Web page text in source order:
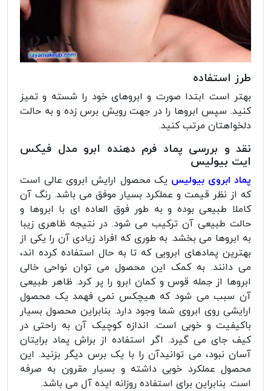
طرز استفاده
بهتر است ابتدا صورت و ابروهای خود را شسته و تمیز
کنید. سپس ابروها را در جهت رویش برس زده و به حالت
دلخواهتان مرتب کنید.
نقد و بررسی پماد فرم دهنده ابرو مدل فیکس
ایت بیولیس
پماد ابروی بیولیس یک محصول ارایش ابروی عالی است
که از نظر قیمت و عملکرد بسیار موفق می باشد. رنگ آن
کاملا طبیعی بوده و به طور فوق العاده ای با ابروها و
حالت طبیعی آن ترکیب می شود. در نتیجه ظاهری زیبا
به ابروها می بخشد. به طوری که افراد زیادی آن را یکی از
بهترین پمادهای ابرویی که تا به حال استفاده کرده اند،
می دانند. به کمک این محصول می توان نواحی خالی
ابروها از جمله قوس و کمان ابرو را پر کرد. ظاهر طبیعی
آن سبب می شود که هیچکس نمی فهمد یک محصول
ارایشی روی ابروی شما وجود دارد. بنابراین محصول بسیار
باکیفیت و خوبی است. اندازه کوچیک آن به راحتی در
کیف جای می گیرد. اگر استفاده از براش پماد برایتان
آسان نبود، می توانیدآن را با یک برس دیگر بزنید. این
محصول عملکرد خوبی داشته و بسیار مقرون به صرفه
است. بنابراین برای استفاده روزانه ایده آل می باشد.